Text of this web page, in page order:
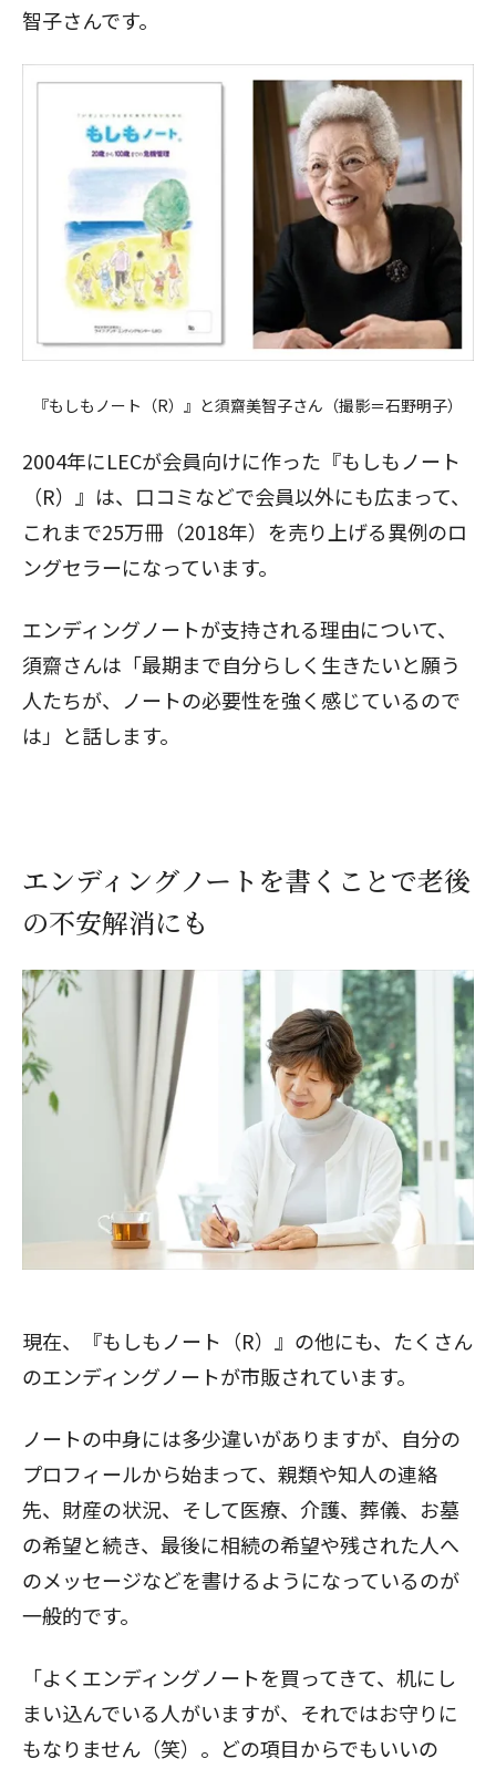
智子さんです。
『もしもノート（R）』と須齋美智子さん（撮影＝石野明子）
2004年にLECが会員向けに作った『もしもノート
（R）』は、口コミなどで会員以外にも広まって、
これまで25万冊（2018年）を売り上げる異例のロ
ングセラーになっています。
エンディングノートが支持される理由について、
須齋さんは「最期まで自分らしく生きたいと願う
人たちが、ノートの必要性を強く感じているので
は」と話します。
エンディングノートを書くことで老後
の不安解消にも
現在、『もしもノート（R）』の他にも、たくさん
のエンディングノートが市販されています。
ノートの中身には多少違いがありますが、自分の
プロフィールから始まって、親類や知人の連絡
先、財産の状況、そして医療、介護、葬儀、お墓
の希望と続き、最後に相続の希望や残された人へ
のメッセージなどを書けるようになっているのが
一般的です。
「よくエンディングノートを買ってきて、机にし
まい込んでいる人がいますが、それではお守りに
もなりません（笑）。どの項目からでもいいの